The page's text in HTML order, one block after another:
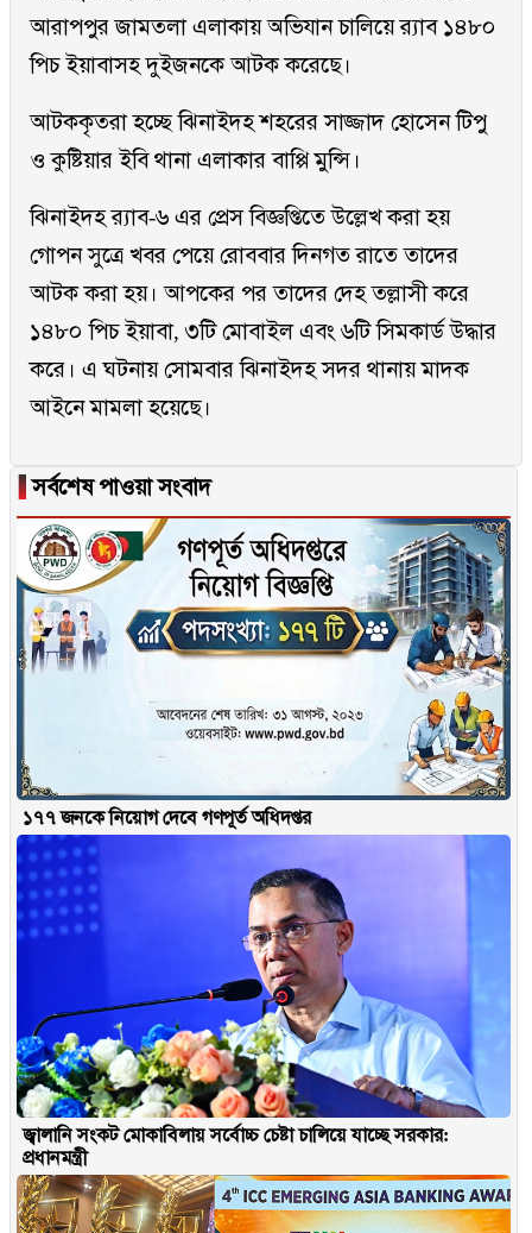
আরাপপুর জামতলা এলাকায় অভিযান চালিয়ে র‌্যাব ১৪৮০
পিচ ইয়াবাসহ দুইজনকে আটক করেছে।
আটককৃতরা হচ্ছে ঝিনাইদহ শহরের সাজ্জাদ হোসেন টিপু
ও কুষ্টিয়ার ইবি থানা এলাকার বাপ্পি মুন্সি।
ঝিনাইদহ র‌্যাব-৬ এর প্রেস বিজ্ঞপ্তিতে উল্লেখ করা হয়
গোপন সুত্রে খবর পেয়ে রোববার দিনগত রাতে তাদের
আটক করা হয়। আপকের পর তাদের দেহ তল্লাসী করে
১৪৮০ পিচ ইয়াবা, ৩টি মোবাইল এবং ৬টি সিমকার্ড উদ্ধার
করে। এ ঘটনায় সোমবার ঝিনাইদহ সদর থানায় মাদক
আইনে মামলা হয়েছে।
▐সর্বশেষ পাওয়া সংবাদ
১৭৭ জনকে নিয়োগ দেবে গণপূর্ত অধিদপ্তর
জ্বালানি সংকট মোকাবিলায় সর্বোচ্চ চেষ্টা চালিয়ে যাচ্ছে সরকার:
প্রধানমন্ত্রী